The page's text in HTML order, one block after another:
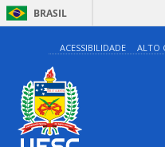
BRASIL
ACESSIBILIDADE ALTO